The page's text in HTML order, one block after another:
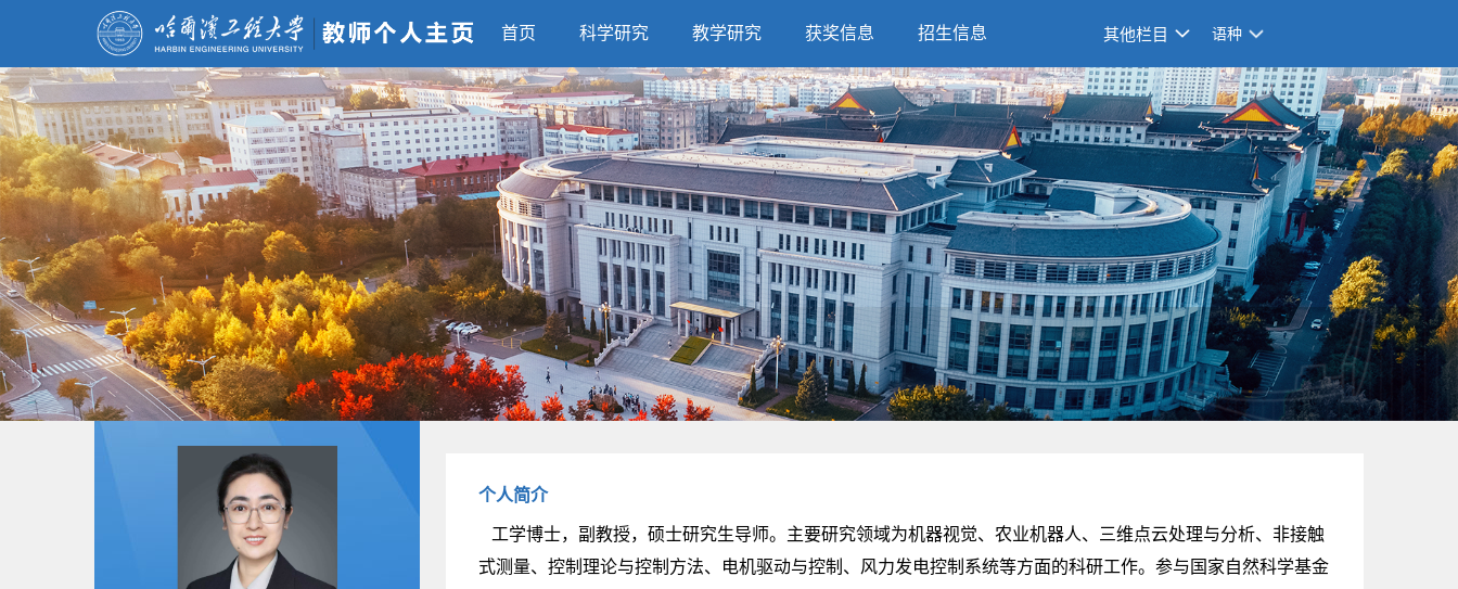
首页 科学研究 教学研究 获奖信息 招生信息 其他栏目 语种
个人简介
工学博士，副教授，硕士研究生导师。主要研究领域为机器视觉、农业机器人、三维点云处理与分析、非接触
式测量、控制理论与控制方法、电机驱动与控制、风力发电控制系统等方面的科研工作。参与国家自然科学基金